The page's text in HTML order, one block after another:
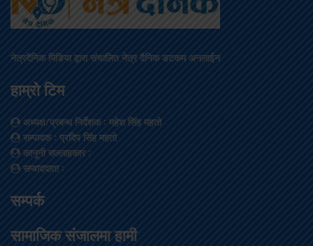
नेत्रदैनिक मिडिया द्वारा संचालित नेत्र दैनिक डटकम अनलाईन
हाम्रो टिम
अध्यक्ष/प्रबन्ध निर्देशक: महेश सिंह महतो
सम्पादक: प्रदिप सिंह महतो
कानूनी सल्लाहकार:
सम्वाददाता:
सम्पर्क
सामाजिक संजालमा हामी